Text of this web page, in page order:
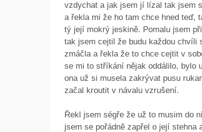
vzdychat a jak jsem jí lízal tak jsem
a řekla mi že ho tam chce hned teď,
tý její mokrý jeskině. Pomalu jsem
tak jsem cejtil že budu každou chvíli
zmáčla a řekla že to chce cejtit v
se mi to stříkání nějak oddálilo, bylo
ona už si musela zakrývat pusu
začal kroutit v návalu vzrušení.
Řekl jsem ségře že už to musim do
jsem se pořádně zapřel o její stehna